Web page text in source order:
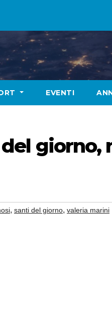
EVENTI
giorno,
, santi del giorno, valeria marini